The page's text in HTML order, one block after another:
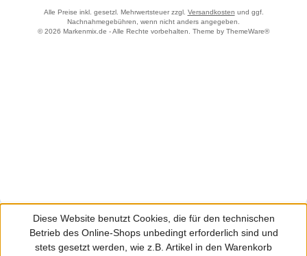
Alle Preise inkl. gesetzl. Mehrwertsteuer zzgl. Versandkosten und ggf.
Nachnahmegebühren, wenn nicht anders angegeben.
© 2026 Markenmix.de - Alle Rechte vorbehalten. Theme by ThemeWare®
Diese Website benutzt Cookies, die für den technischen
Betrieb des Online-Shops unbedingt erforderlich sind und
stets gesetzt werden, wie z.B. Artikel in den Warenkorb